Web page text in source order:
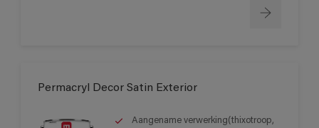
Permacryl Decor Satin Exterior
Aangename verwerking(thixotroop,